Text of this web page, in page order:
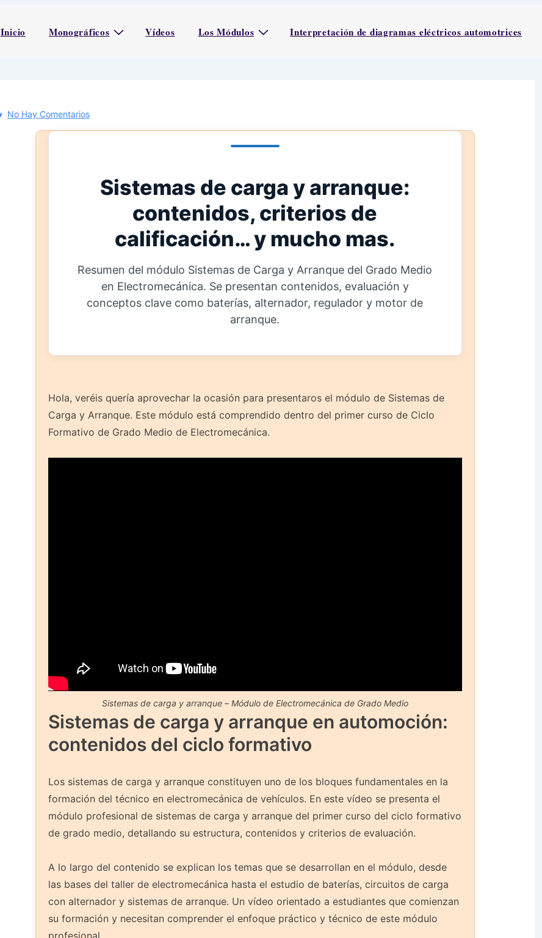
Inicio Monográficos Vídeos Los Módulos Interpretación de diagramas eléctricos automotrices
No Hay Comentarios
Sistemas de carga y arranque:
contenidos, criterios de
calificación… y mucho mas.
Resumen del módulo Sistemas de Carga y Arranque del Grado Medio
en Electromecánica. Se presentan contenidos, evaluación y
conceptos clave como baterías, alternador, regulador y motor de
arranque.
Hola, veréis quería aprovechar la ocasión para presentaros el módulo de Sistemas de
Carga y Arranque. Este módulo está comprendido dentro del primer curso de Ciclo
Formativo de Grado Medio de Electromecánica.
Sistemas de carga y arranque – Módulo de Electromecánica de Grado Medio
Sistemas de carga y arranque en automoción:
contenidos del ciclo formativo
Los sistemas de carga y arranque constituyen uno de los bloques fundamentales en la
formación del técnico en electromecánica de vehículos. En este vídeo se presenta el
módulo profesional de sistemas de carga y arranque del primer curso del ciclo formativo
de grado medio, detallando su estructura, contenidos y criterios de evaluación.
A lo largo del contenido se explican los temas que se desarrollan en el módulo, desde
las bases del taller de electromecánica hasta el estudio de baterías, circuitos de carga
con alternador y sistemas de arranque. Un vídeo orientado a estudiantes que comienzan
su formación y necesitan comprender el enfoque práctico y técnico de este módulo
profesional.